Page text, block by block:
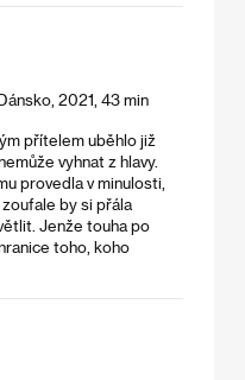
2021, 43 min
přítelem uběhlo již
vyhnat z hlavy.
provedla v minulosti,
by si přála
Jenže touha po
toho, koho